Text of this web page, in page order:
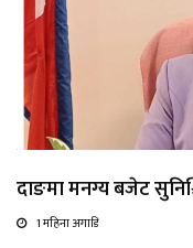
दाङमा मनग्य बजेट
1 महिना अगाडि